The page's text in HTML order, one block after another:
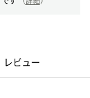
レビュー